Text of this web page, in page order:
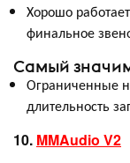
Хорошо
финальное
Самый
Ограниченные
длительность
10. MMAudio V2